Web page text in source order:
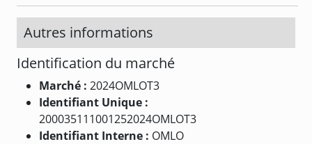
Autres informations
Identification du marché
Marché : 2024OMLOT3
Identifiant Unique :
200035111001252024OMLOT3
Identifiant Interne : OMLO